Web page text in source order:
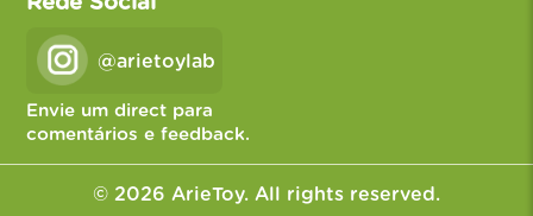
@arietoylab
Envie um direct para
comentários e feedback.
© 2026 ArieToy. All rights reserved.